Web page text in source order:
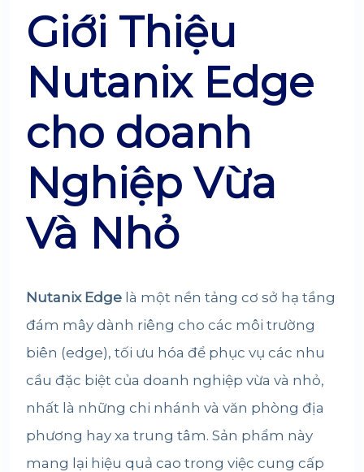
Giới Thiệu
Nutanix Edge
cho doanh
Nghiệp Vừa
Và Nhỏ
Nutanix Edge là một nền tảng cơ sở hạ tầng
đám mây dành riêng cho các môi trường
biên (edge), tối ưu hóa để phục vụ các nhu
cầu đặc biệt của doanh nghiệp vừa và nhỏ,
nhất là những chi nhánh và văn phòng địa
phương hay xa trung tâm. Sản phẩm này
mang lại hiệu quả cao trong việc cung cấp